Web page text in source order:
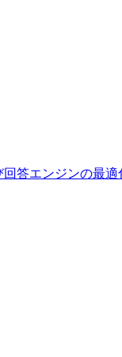
答エンジンの最適